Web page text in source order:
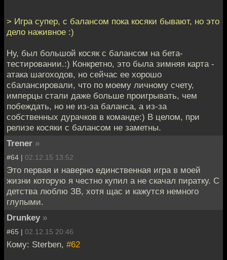
> Игра супер, с балансом пока косяки бывают, но это
дело наживное :)
Ну, был большой косяк с балансом на бета-
тестировании.:) Конкретно, это была зимняя карта -
атака шагоходов, но сейчас ее хорошо
сбалансировали, что по моему личному счету,
имперцы стали даже больше проигрывать, чем
побеждать, но не из-за баланса, а из-за
собственных дурачков в команде:) В целом, при
релизе косяки с балансом не заметны.
Trener »
#64 | 02.12.15 13:52
Это первая и наверно единственная игра в моей
жизни которую я честно купил а не скачал пиратку. С
детства люблю ЗВ, хотя щас и кажутся немного
глупыми.
Drunkey »
#65 | 02.12.15 20:46
Кому: Sterben, #62